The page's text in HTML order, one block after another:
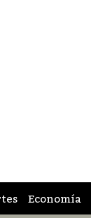
Economía